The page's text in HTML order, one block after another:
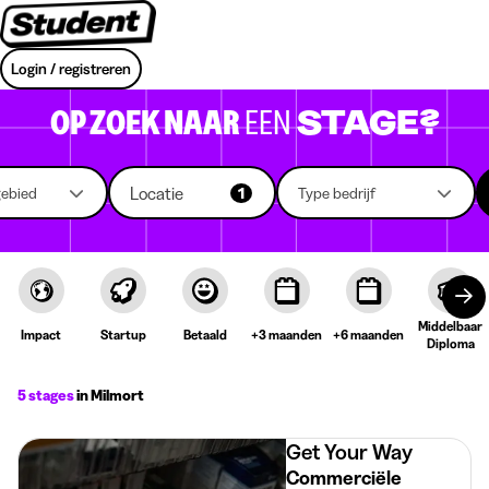
Login / registreren
OP ZOEK NAAREENSTAGE?
Locatie 1 Type bedrijf
Impact Startup Betaald +3 maanden +6 maanden
Middelbaar
Diploma
5 stagesin Milmort
Get Your Way
Commerciële